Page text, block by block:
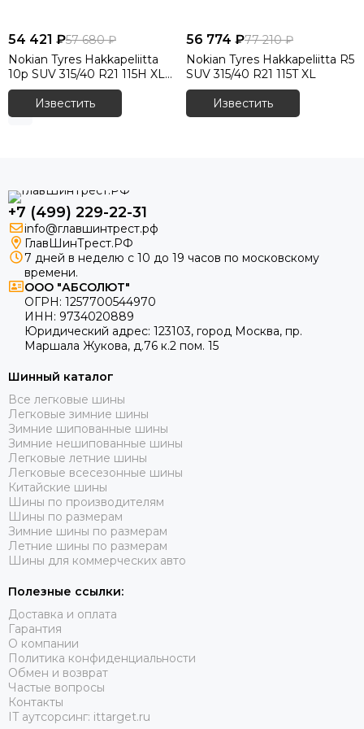
Зимние шины 275/45 R21
Зимние шины 275/50 R20
Зимние шины 275/50 R21
Зимние шины 275/50 R22
Зимние шины 275/55 R20
Зимние шины 275/65 R20
Зимние шины 275/70 R16
Зимние шины 285/40 R22
Зимние шины 285/45 R19
Зимние шины 285/45 R20
Зимние шины 285/45 R21
Зимние шины 285/45 R22
Зимние шины 285/50 R20
Зимние шины 285/60 R18
Зимние шины 285/70 R17
Зимние шины 285/75 R16
Зимние шины 295/40 R21
Зимние шины 305/40 R20
Зимние шины 315/35 R20
Зимние шины 315/35 R21
Зимние шины 315/35 R22
Зимние шины 315/40 R21
54 421 ₽57 680 ₽
Nokian Tyres Hakkapeliitta
10p SUV 315/40 R21 115H XL
шип.
Известить
56 774 ₽77 210 ₽
Nokian Tyres Hakkapeliitta R5
SUV 315/40 R21 115T XL
Известить
+7 (499) 229-22-31
info@главшинтрест.рф
ГлавШинТрест.РФ
7 дней в неделю с 10 до 19 часов по московскому
времени.
ООО "АБСОЛЮТ"
ОГРН: 1257700544970
ИНН: 9734020889
Юридический адрес: 123103, город Москва, пр.
Маршала Жукова, д.76 к.2 пом. 15
Шинный каталог
Все легковые шины
Легковые зимние шины
Зимние шипованные шины
Зимние нешипованные шины
Легковые летние шины
Легковые всесезонные шины
Китайские шины
Шины по производителям
Шины по размерам
Зимние шины по размерам
Летние шины по размерам
Шины для коммерческих авто
Полезные ссылки:
Доставка и оплата
Гарантия
О компании
Политика конфиденциальности
Обмен и возврат
Частые вопросы
Контакты
IT аутсорсинг: ittarget.ru